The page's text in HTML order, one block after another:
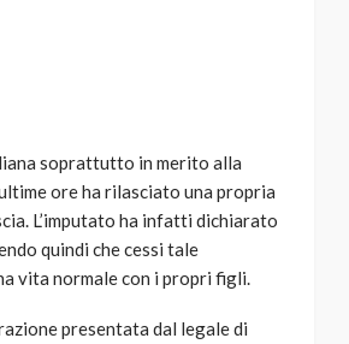
soprattutto in merito alla
ore ha rilasciato una propria
L’imputato ha infatti dichiarato
quindi che cessi tale
vita normale con i propri figli.
presentata dal legale di
AUTO SPORT
alle Final 8 di Coppa
tennis mondiale e
per
l’automobilismo
la stessa causa